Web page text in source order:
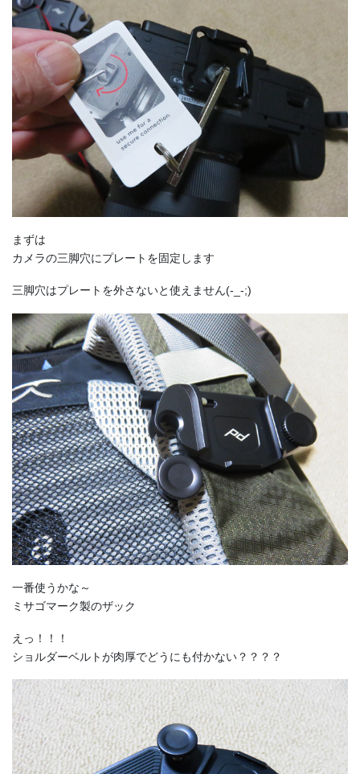
まずは
カメラの三脚穴にプレートを固定します
三脚穴はプレートを外さないと使えません(-_-;)
一番使うかな～
ミサゴマーク製のザック
えっ！！！
ショルダーベルトが肉厚でどうにも付かない？？？？